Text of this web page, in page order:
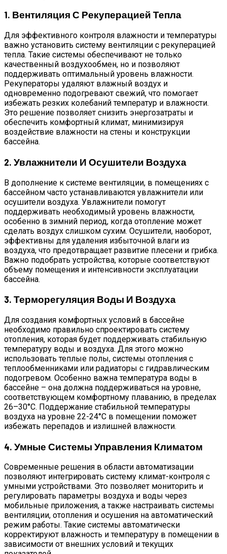
1. Вентиляция С Рекуперацией Тепла
Для эффективного контроля влажности и температуры
важно установить систему вентиляции с рекуперацией
тепла. Такие системы обеспечивают не только
качественный воздухообмен, но и позволяют
поддерживать оптимальный уровень влажности.
Рекуператоры удаляют влажный воздух и
одновременно подогревают свежий, что помогает
избежать резких колебаний температур и влажности.
Это решение позволяет снизить энергозатраты и
обеспечить комфортный климат, минимизируя
воздействие влажности на стены и конструкции
бассейна.
2. Увлажнители И Осушители Воздуха
В дополнение к системе вентиляции, в помещениях с
бассейном часто устанавливаются увлажнители или
осушители воздуха. Увлажнители помогут
поддерживать необходимый уровень влажности,
особенно в зимний период, когда отопление может
сделать воздух слишком сухим. Осушители, наоборот,
эффективны для удаления избыточной влаги из
воздуха, что предотвращает развитие плесени и грибка.
Важно подобрать устройства, которые соответствуют
объему помещения и интенсивности эксплуатации
бассейна.
3. Терморегуляция Воды И Воздуха
Для создания комфортных условий в бассейне
необходимо правильно спроектировать систему
отопления, которая будет поддерживать стабильную
температуру воды и воздуха. Для этого можно
использовать теплые полы, системы отопления с
теплообменниками или радиаторы с гидравлическим
подогревом. Особенно важна температура воды в
бассейне – она должна поддерживаться на уровне,
соответствующем комфортному плаванию, в пределах
26–30°C. Поддержание стабильной температуры
воздуха на уровне 22-24°C в помещении поможет
избежать перепадов и излишней влажности.
4. Умные Системы Управления Климатом
Современные решения в области автоматизации
позволяют интегрировать систему климат-контроля с
умными устройствами. Это позволяет мониторить и
регулировать параметры воздуха и воды через
мобильные приложения, а также настраивать системы
вентиляции, отопления и осушения на автоматический
режим работы. Такие системы автоматически
корректируют влажность и температуру в помещении в
зависимости от внешних условий и текущих